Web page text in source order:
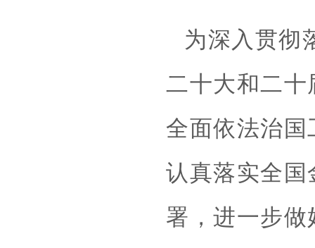
为深入贯彻
二十大和二
全面依法治国
认真落实全国
署，进一步